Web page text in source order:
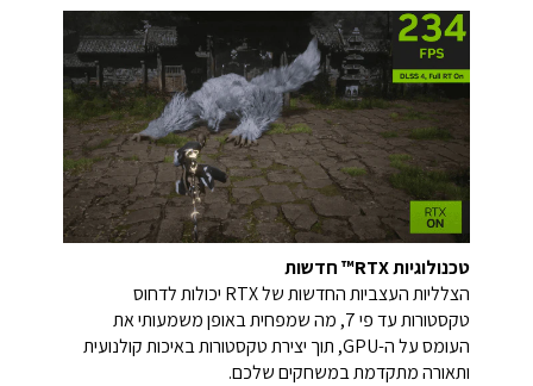
טכנולוגיות RTX™ חדשות
הצלליות העצביות החדשות של RTX יכולות לדחוס
טקסטורות עד פי 7, מה שמפחית באופן משמעותי את
העומס על ה-GPU, תוך יצירת טקסטורות באיכות קולנועית
ותאורה מתקדמת במשחקים שלכם.